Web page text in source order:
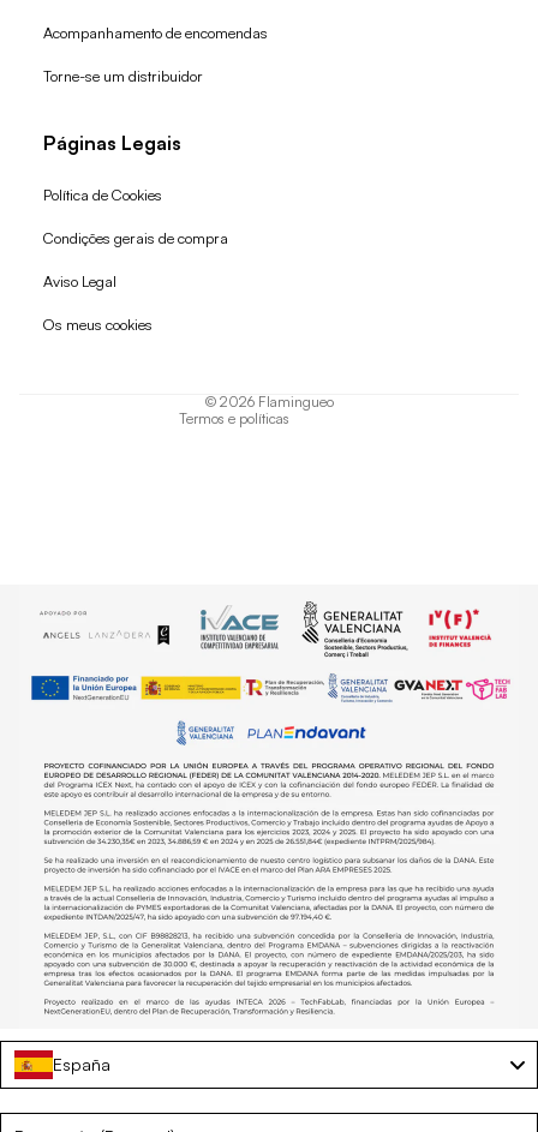
Acompanhamento de encomendas
Torne-se um distribuidor
Páginas Legais
Política de Cookies
Condições gerais de compra
Aviso Legal
Os meus cookies
© 2026 Flamingueo
Termos e políticas
Política de reembolso
España